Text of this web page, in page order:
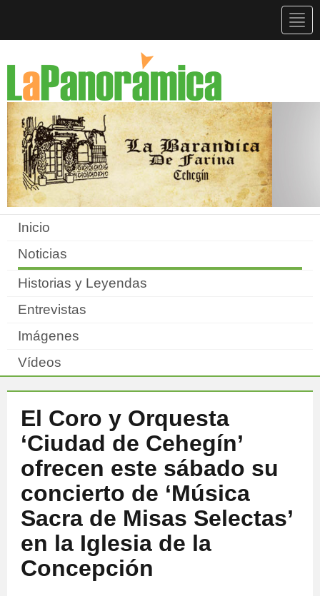
Inicio
Noticias
Historias y Leyendas
Entrevistas
Imágenes
Vídeos
El Coro y Orquesta
‘Ciudad de Cehegín’
ofrecen este sábado su
concierto de ‘Música
Sacra de Misas Selectas’
en la Iglesia de la
Concepción